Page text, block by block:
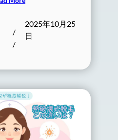
/
/
2025年10月25
日